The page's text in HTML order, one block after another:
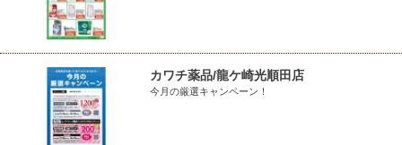
カワチ薬品/龍ケ崎光順田店
今月の厳選キャンペーン！